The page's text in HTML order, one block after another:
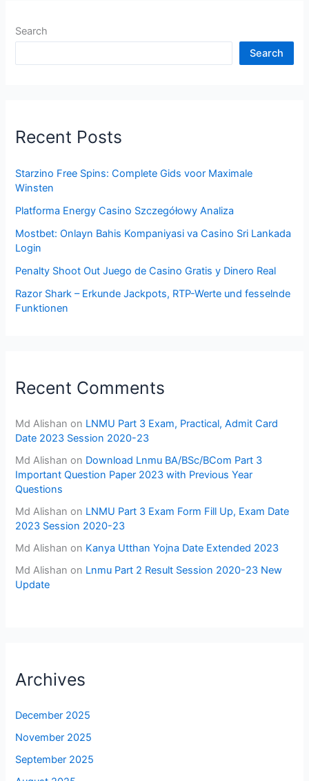
Search
Search
Recent Posts
Starzino Free Spins: Complete Gids voor Maximale
Winsten
Platforma Energy Casino Szczegółowy Analiza
Mostbet: Onlayn Bahis Kompaniyasi va Casino Sri Lankada
Login
Penalty Shoot Out Juego de Casino Gratis y Dinero Real
Razor Shark – Erkunde Jackpots, RTP-Werte und fesselnde
Funktionen
Recent Comments
Md Alishan on LNMU Part 3 Exam, Practical, Admit Card
Date 2023 Session 2020-23
Md Alishan on Download Lnmu BA/BSc/BCom Part 3
Important Question Paper 2023 with Previous Year
Questions
Md Alishan on LNMU Part 3 Exam Form Fill Up, Exam Date
2023 Session 2020-23
Md Alishan on Kanya Utthan Yojna Date Extended 2023
Md Alishan on Lnmu Part 2 Result Session 2020-23 New
Update
Archives
December 2025
November 2025
September 2025